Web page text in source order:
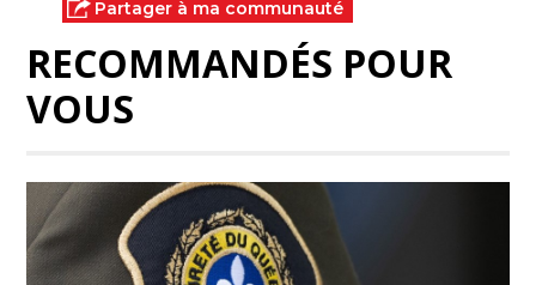
Partager à ma communauté
RECOMMANDÉS POUR
VOUS